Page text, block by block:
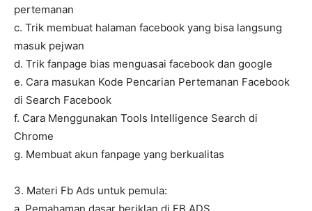
pertemanan
c. Trik membuat halaman facebook yang bisa langsung
masuk pejwan
d. Trik fanpage bias menguasai facebook dan google
e. Cara masukan Kode Pencarian Pertemanan Facebook
di Search Facebook
f. Cara Menggunakan Tools Intelligence Search di
Chrome
g. Membuat akun fanpage yang berkualitas
3. Materi Fb Ads untuk pemula: